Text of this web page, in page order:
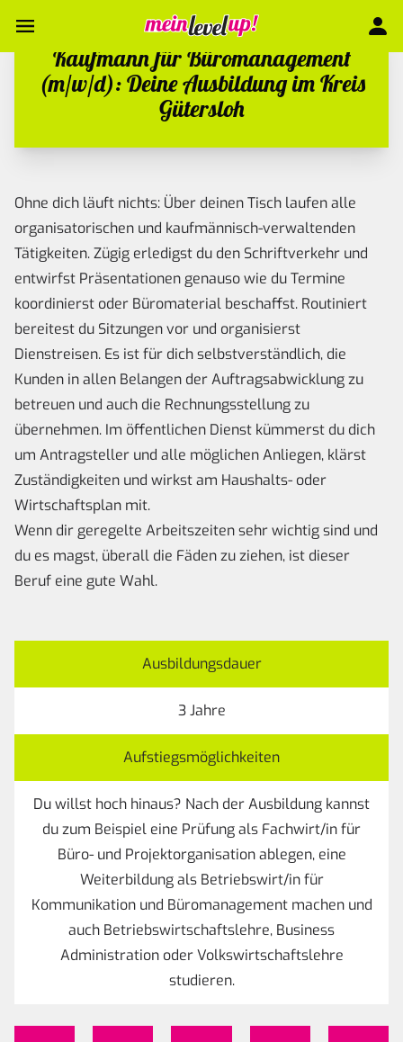
Kaufmann für Büromanagement
(m/w/d): Deine Ausbildung im Kreis
Gütersloh
Ohne dich läuft nichts: Über deinen Tisch laufen alle
organisatorischen und kaufmännisch-verwaltenden
Tätigkeiten. Zügig erledigst du den Schriftverkehr und
entwirfst Präsentationen genauso wie du Termine
koordinierst oder Büromaterial beschaffst. Routiniert
bereitest du Sitzungen vor und organisierst
Dienstreisen. Es ist für dich selbstverständlich, die
Kunden in allen Belangen der Auftragsabwicklung zu
betreuen und auch die Rechnungsstellung zu
übernehmen. Im öffentlichen Dienst kümmerst du dich
um Antragsteller und alle möglichen Anliegen, klärst
Zuständigkeiten und wirkst am Haushalts- oder
Wirtschaftsplan mit.
Wenn dir geregelte Arbeitszeiten sehr wichtig sind und
du es magst, überall die Fäden zu ziehen, ist dieser
Beruf eine gute Wahl.
Ausbildungsdauer
3 Jahre
Aufstiegsmöglichkeiten
Du willst hoch hinaus? Nach der Ausbildung kannst
du zum Beispiel eine Prüfung als Fachwirt/in für
Büro- und Projektorganisation ablegen, eine
Weiterbildung als Betriebswirt/in für
Kommunikation und Büromanagement machen und
auch Betriebswirtschaftslehre, Business
Administration oder Volkswirtschaftslehre
studieren.